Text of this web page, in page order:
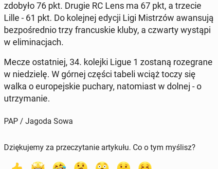
zdobyło 76 pkt. Drugie RC Lens ma 67 pkt, a trzecie
Lille - 61 pkt. Do ko­lej­nej edycji Ligi Mi­strzów awan­su­ją
bez­po­śred­nio trzy fran­cu­skie kluby, a czwarty wystąpi
w eli­mi­na­cjach.
Mecze ostat­niej, 34. kolejki Ligue 1 zostaną ro­ze­gra­ne
w nie­dzie­lę. W górnej części tabeli wciąż toczy się
walka o eu­ro­pej­skie puchary, na­to­miast w dolnej - o
utrzy­ma­nie.
PAP / Jagoda Sowa
Dziękujemy za przeczytanie artykułu. Co o tym myślisz?